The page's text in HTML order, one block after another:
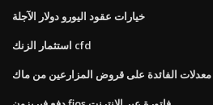
خيارات عقود اليورو دولار الآجلة
استثمار الزنك cfd
معدلات الفائدة على قروض المزارعين من ماك